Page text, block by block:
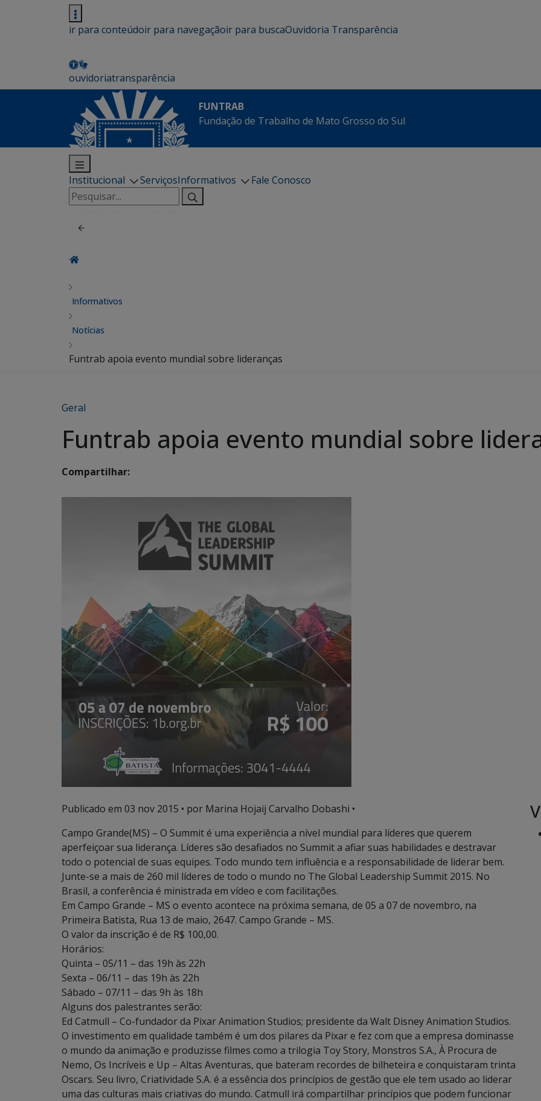
ir para conteúdoir para navegaçãoir para buscaOuvidoria Transparência
ouvidoriatransparência
FUNTRAB
Fundação de Trabalho de Mato Grosso do Sul
Institucional ServiçosInformativos
Fale Conosco
Pesquisar
por:
Informativos
Notícias
Funtrab apoia evento mundial sobre lideranças
Geral
Funtrab apoia evento mundial sobre
Compartilhar:
Publicado em 03 nov 2015 • por Marina Hojaij Carvalho Dobashi •
Campo Grande(MS) – O Summit é uma experiência a nível mundial para líderes que querem
aperfeiçoar sua liderança. Líderes são desafiados no Summit a afiar suas habilidades e destravar
todo o potencial de suas equipes. Todo mundo tem influência e a responsabilidade de liderar bem.
Junte-se a mais de 260 mil líderes de todo o mundo no The Global Leadership Summit 2015. No
Brasil, a conferência é ministrada em vídeo e com facilitações.
Em Campo Grande – MS o evento acontece na próxima semana, de 05 a 07 de novembro, na
Primeira Batista, Rua 13 de maio, 2647. Campo Grande – MS.
O valor da inscrição é de R$ 100,00.
Horários:
Quinta – 05/11 – das 19h às 22h
Sexta – 06/11 – das 19h às 22h
Sábado – 07/11 – das 9h às 18h
Alguns dos palestrantes serão:
Ed Catmull – Co-fundador da Pixar Animation Studios; presidente da Walt Disney Animation Studios.
O investimento em qualidade também é um dos pilares da Pixar e fez com que a empresa dominasse
o mundo da animação e produzisse filmes como a trilogia Toy Story, Monstros S.A., À Procura de
Nemo, Os Incríveis e Up – Altas Aventuras, que bateram recordes de bilheteira e conquistaram trinta
Oscars. Seu livro, Criatividade S.A. é a essência dos princípios de gestão que ele tem usado ao liderar
uma das culturas mais criativas do mundo. Catmull irá compartilhar princípios que podem funcionar